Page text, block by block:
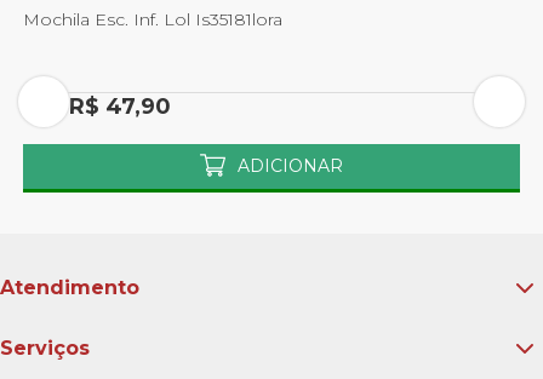
Mochila Esc. Inf. Lol Is35181lora
Por R$ 47,90
ADICIONAR
Atendimento
Serviços